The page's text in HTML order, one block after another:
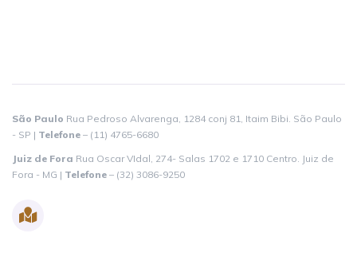
São Paulo Rua Pedroso Alvarenga, 1284 conj 81, Itaim Bibi. São Paulo
- SP | Telefone – (11) 4765-6680
Juiz de Fora Rua Oscar VIdal, 274- Salas 1702 e 1710 Centro. Juiz de
Fora - MG | Telefone – (32) 3086-9250